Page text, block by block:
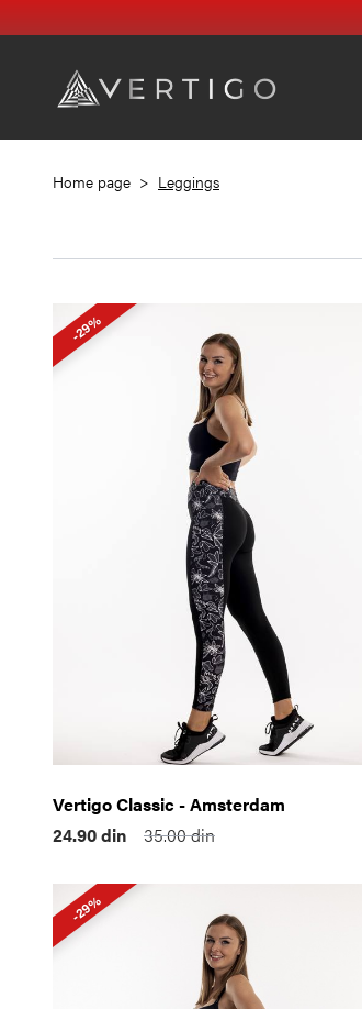
Home page > Leggings
-29%
Vertigo Classic - Amsterdam
24.90din 35.00din
-29%